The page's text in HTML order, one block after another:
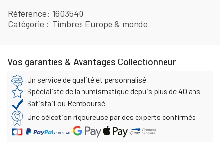
Référence 1603540
Catégorie
Timbres Europe & monde
Vos garanties & Avantages Collectionneur
Un service de qualité et personnalisé
Spécialiste de la numismatique depuis plus de 40 ans
Satisfait ou Remboursé
Une sélection rigoureuse par des experts confirmés